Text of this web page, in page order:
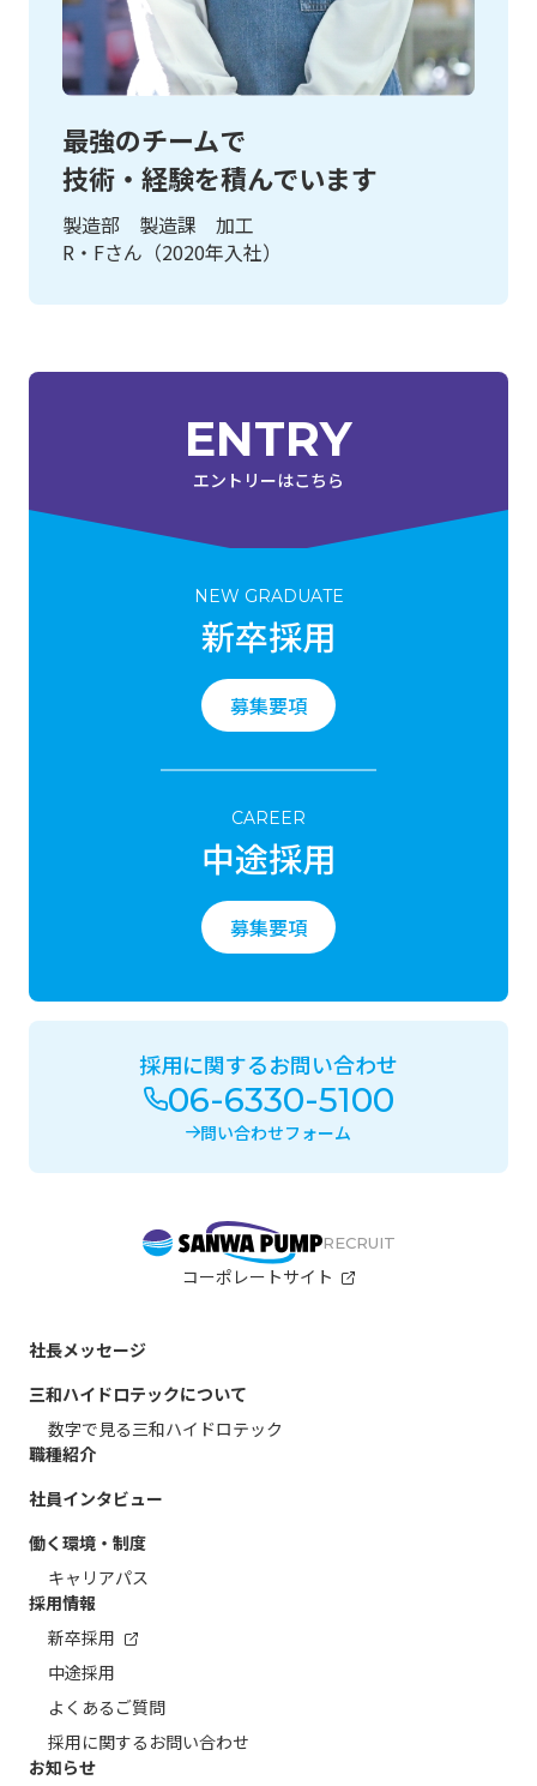
最強のチームで
技術・経験を積んでいます
製造部 製造課 加工
R・Fさん（2020年入社）
ENTRY
エントリーはこちら
NEW GRADUATE
新卒採用
募集要項
CAREER
中途採用
募集要項
採用に関するお問い合わせ
06-6330-5100
問い合わせフォーム
RECRUIT
コーポレートサイト
社長メッセージ
三和ハイドロテックについて
数字で見る三和ハイドロテック
職種紹介
社員インタビュー
働く環境・制度
キャリアパス
採用情報
新卒採用
中途採用
よくあるご質問
採用に関するお問い合わせ
お知らせ